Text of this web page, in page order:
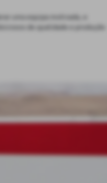
uma equipa motivada, e
de qualidade e produção